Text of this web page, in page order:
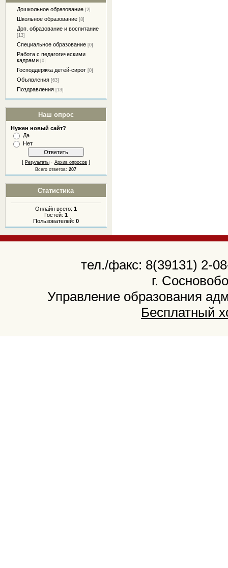
Дошкольное образование [2]
Школьное образование [8]
Доп. образование и воспитание
[13]
Специальное образование [0]
Работа с педагогическими
кадрами [0]
Господдержка детей-сирот [0]
Объявления [63]
Поздравления [13]
Наш опрос
Нужен новый сайт?
Да
Нет
[ Результаты · Архив опросов ]
Всего ответов:207
Статистика
Онлайн всего: 1
Гостей: 1
Пользователей: 0
тел./факс: 8(39131) 2-
г.
Управление образования
Бесплатный